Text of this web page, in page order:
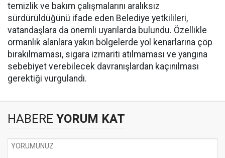
temizlik ve bakım çalışmalarını aralıksız
sürdürüldüğünü ifade eden Belediye yetkilileri,
vatandaşlara da önemli uyarılarda bulundu. Özellikle
ormanlık alanlara yakın bölgelerde yol kenarlarına çöp
bırakılmaması, sigara izmariti atılmaması ve yangına
sebebiyet verebilecek davranışlardan kaçınılması
gerektiği vurgulandı.
HABERE YORUM KAT